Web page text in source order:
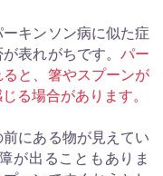
キンソン病に似た症
表れがちです。 パー
と、箸やスプーンが
る場合があります。
にある物が見えてい
が出ることもありま